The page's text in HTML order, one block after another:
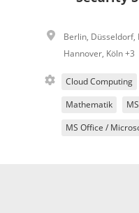
Berlin, Düsseldorf,
Hannover, Köln +3
Cloud Computing
Mathematik
MS Office /